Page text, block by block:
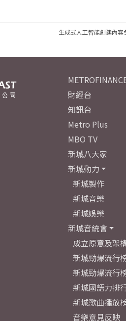
生成式人工智能創建內容
財經台
知訊台
Metro Plus
MBO TV
新城八大家
新城動力
新城製作
新城音樂
新城娛樂
新城音統會
成立原意及架
新城勁爆流行
新城勁爆流行
新城國語力排
新城歌曲播放
音樂意見反映